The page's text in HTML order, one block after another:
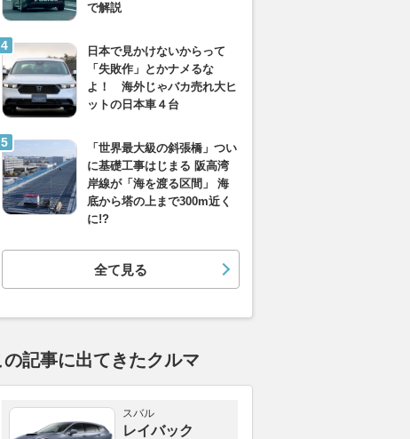
で解説
日本で見かけないからって
「失敗作」とかナメるな
よ！ 海外じゃバカ売れ大ヒ
ットの日本車４台
「世界最大級の斜張橋」つい
に基礎工事はじまる 阪高湾
岸線が「海を渡る区間」 海
底から塔の上まで300m近く
に!?
全て見る
の記事に出てきたクルマ
スバル
レイバック